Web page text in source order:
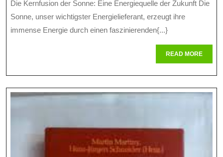
Mit
2024
Die Kernfusion der Sonne: Eine Energiequelle der Zukunft Die
Sonne, unser wichtigster Energielieferant, erzeugt ihre
immense Energie durch einen faszinierenden{...}
READ MOREREAD
MORE